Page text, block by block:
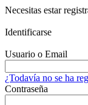
Necesitas estar
Identificarse
Usuario o Email
¿Todavía no se ha
Contraseña